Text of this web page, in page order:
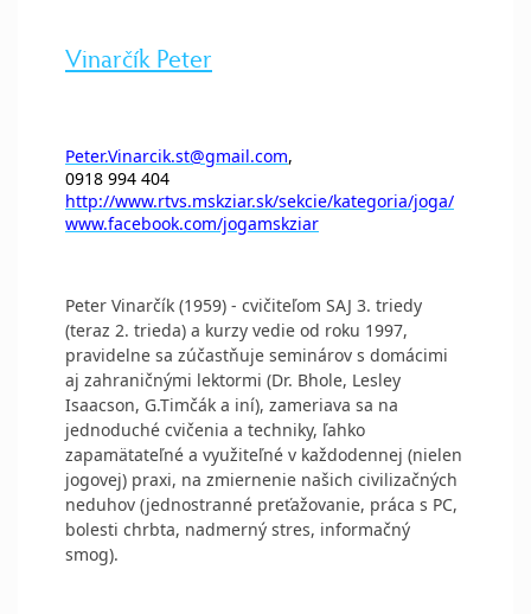
Vinarčík Peter
Peter.Vinarcik.st@gmail.com,
0918 994 404
http://www.rtvs.mskziar.sk/sekcie/kategoria/joga/
www.facebook.com/jogamskziar
Peter Vinarčík (1959) - cvičiteľom SAJ 3. triedy
(teraz 2. trieda) a kurzy vedie od roku 1997,
pravidelne sa zúčastňuje seminárov s domácimi
aj zahraničnými lektormi (Dr. Bhole, Lesley
Isaacson, G.Timčák a iní), zameriava sa na
jednoduché cvičenia a techniky, ľahko
zapamätateľné a využiteľné v každodennej (nielen
jogovej) praxi, na zmiernenie našich civilizačných
neduhov (jednostranné preťažovanie, práca s PC,
bolesti chrbta, nadmerný stres, informačný
smog).